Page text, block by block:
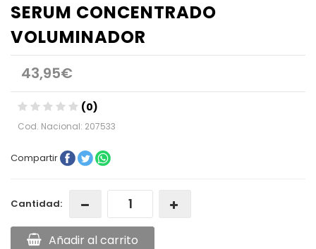
SERUM CONCENTRADO
VOLUMINADOR
43,95€
(0)
Cod. Nacional: 207533
Compartir
Cantidad:
Añadir al carrito